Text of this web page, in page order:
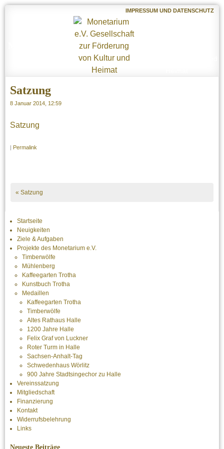
IMPRESSUM UND DATENSCHUTZ
Satzung
8 Januar 2014, 12:59
Satzung
| Permalink
« Satzung
Startseite
Neuigkeiten
Ziele & Aufgaben
Projekte des Monetarium e.V.
Timberwölfe
Mühlenberg
Kaffeegarten Trotha
Kunstbuch Trotha
Medaillen
Kaffeegarten Trotha
Timberwölfe
Altes Rathaus Halle
1200 Jahre Halle
Felix Graf von Luckner
Roter Turm in Halle
Sachsen-Anhalt-Tag
Schwedenhaus Wörlitz
900 Jahre Stadtsingechor zu Halle
Vereinssatzung
Mitgliedschaft
Finanzierung
Kontakt
Widerrufsbelehrung
Links
Neueste Beiträge